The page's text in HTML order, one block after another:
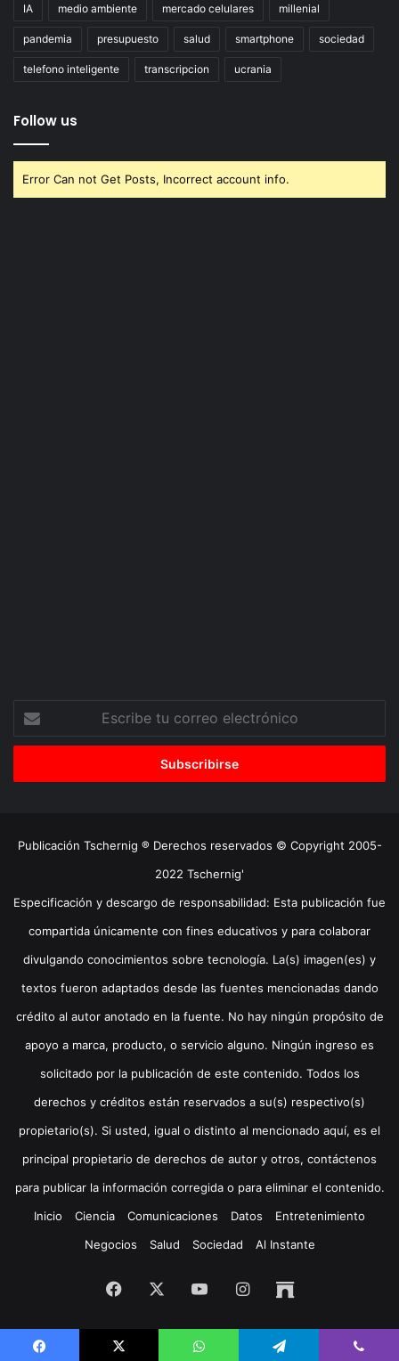
IA medio ambiente mercado celulares millenial
pandemia presupuesto salud smartphone sociedad
telefono inteligente transcripcion ucrania
Follow us
Error Can not Get Posts, Incorrect account info.
correo
Publicación Tschernig ® Derechos reservados © Copyright 2005-
2022 Tschernig'
Especificación y descargo de responsabilidad: Esta publicación fue
compartida únicamente con fines educativos y para colaborar
divulgando conocimientos sobre tecnología. La(s) imagen(es) y
textos fueron adaptados desde las fuentes mencionadas dando
crédito al autor anotado en la fuente. No hay ningún propósito de
apoyo a marca, producto, o servicio alguno. Ningún ingreso es
solicitado por la publicación de este contenido. Todos los
derechos y créditos están reservados a su(s) respectivo(s)
propietario(s). Si usted, igual o distinto al mencionado aquí, es el
principal propietario de derechos de autor y otros, contáctenos
para publicar la información corregida o para eliminar el contenido.
Inicio
Ciencia Comunicaciones Datos
Entretenimiento
Negocios
Salud Sociedad Al Instante
Facebook YouTubeInstagramArchive